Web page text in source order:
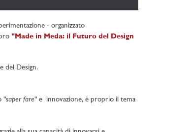
- organizzato
"Made in Meda: il Futuro del Design
del Design.
"saper fare" e innovazione, è proprio il tema